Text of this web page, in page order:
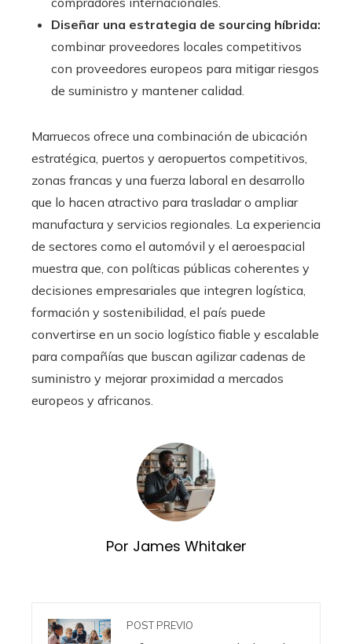
Diseñar una estrategia de sourcing híbrida:
combinar proveedores locales competitivos
con proveedores europeos para mitigar riesgos
de suministro y mantener calidad.
Marruecos ofrece una combinación de ubicación
estratégica, puertos y aeropuertos competitivos,
zonas francas y una fuerza laboral en desarrollo
que lo hacen atractivo para trasladar o ampliar
manufactura y servicios regionales. La experiencia
de sectores como el automóvil y el aeroespacial
muestra que, con políticas públicas coherentes y
decisiones empresariales que integren logística,
formación y sostenibilidad, el país puede
convertirse en un socio logístico fiable y escalable
para compañías que buscan agilizar cadenas de
suministro y mejorar proximidad a mercados
europeos y africanos.
Por James Whitaker
POST PREVIO